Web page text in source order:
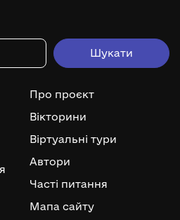
Про проєкт
Вікторини
Віртуальні тури
Автори
Часті питання
Мапа сайту